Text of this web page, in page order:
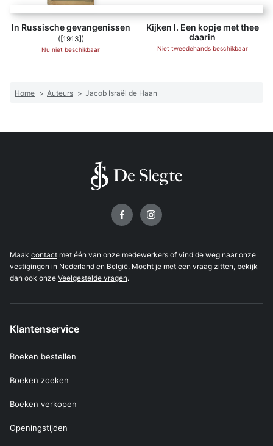
In Russische gevangenissen
([1913])
Nu niet beschikbaar
Kijken I. Een kopje met thee
daarin
Niet tweedehands beschikbaar
Home > Auteurs > Jacob Israël de Haan
Maak contact met één van onze medewerkers of vind de weg naar onze
vestigingen in Nederland en België. Mocht je met een vraag zitten, bekijk
dan ook onze Veelgestelde vragen.
Klantenservice
Boeken bestellen
Boeken zoeken
Boeken verkopen
Openingstijden